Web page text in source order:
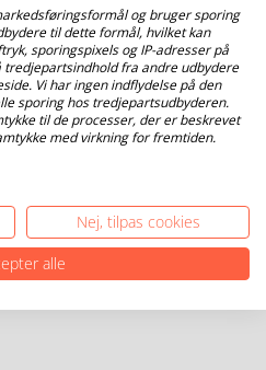
og bruger sporing
til dette formål, hvilket kan
sporingspixels og IP-adresser på
fra andre udbydere
Vi har ingen indflydelse på den
sporing hos tredjepartsudbyderen.
til de processer, der er beskrevet
med virkning for fremtiden.
Nej, tilpas cookies
alle